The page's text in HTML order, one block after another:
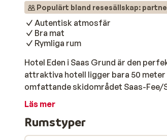
Populärt bland resesällskap:
Autentisk atmosfär
Bra mat
Rymliga rum
Hotel Eden i Saas Grund är den
attraktiva hotell ligger bara 50
omfattande skidområdet Saas-Fee/
har eget badrum. I restaurangen kan
Läs mer
Rumstyper